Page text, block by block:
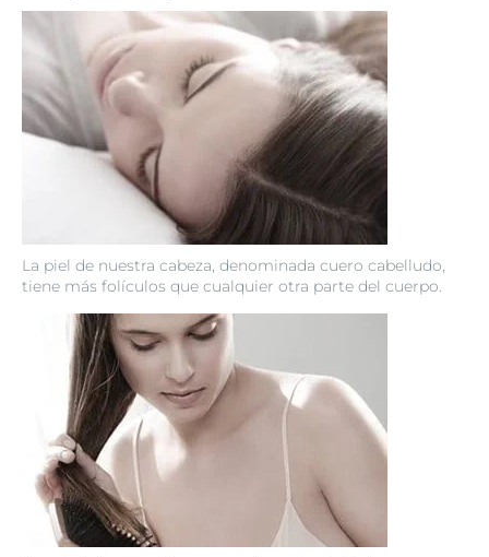
La piel de nuestra cabeza, denominada cuero cabelludo,
tiene más folículos que cualquier otra parte del cuerpo.